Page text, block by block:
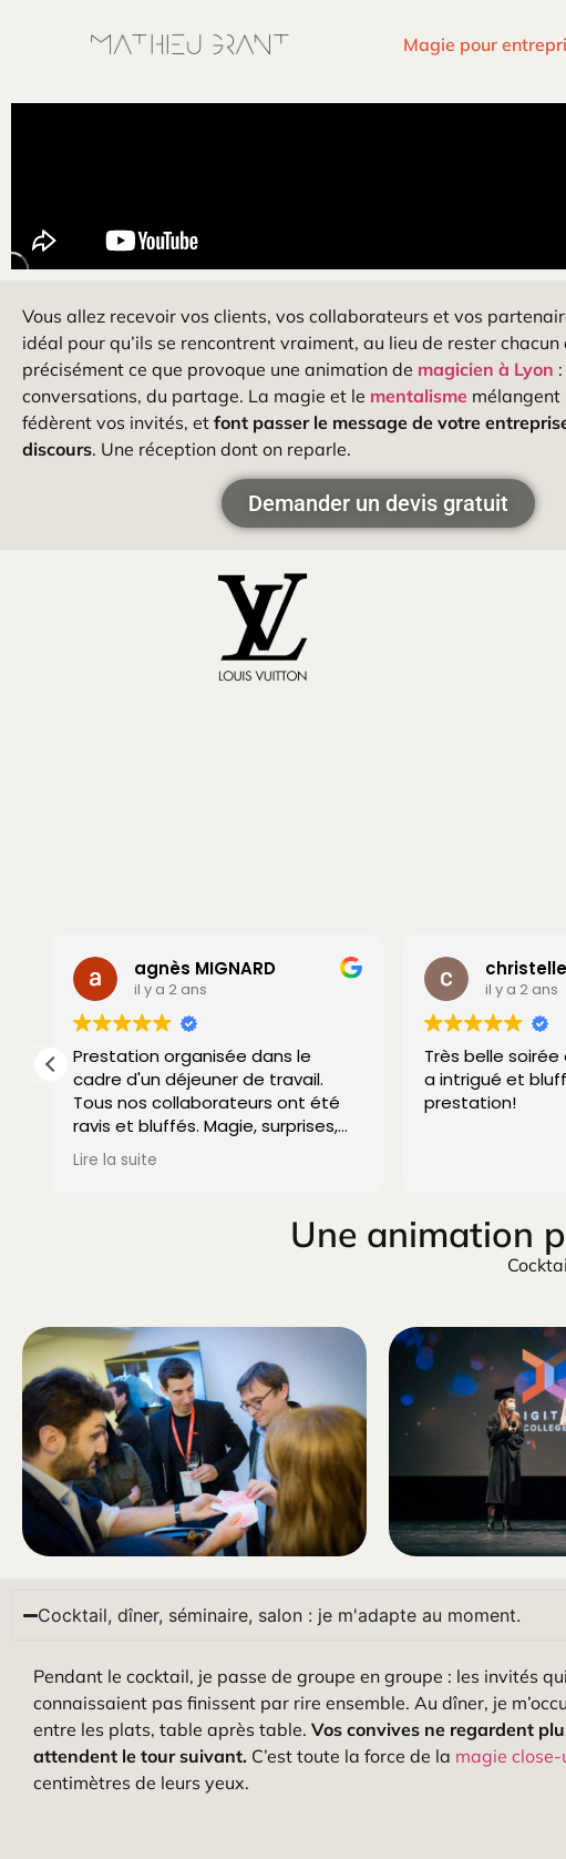
Magie pour
Vous allez recevoir vos clients, vos collaborateurs et vos
idéal pour qu’ils se rencontrent vraiment, au lieu de rester chacun
précisément ce que provoque une animation de magicien à Lyon
conversations, du partage. La magie et le mentalisme mélangent
fédèrent vos invités, et font passer le message de votre
discours. Une réception dont on reparle.
Demander un devis gratuit
agnès MIGNARD
il y a 2 ans
Prestation organisée dans le
cadre d'un déjeuner de travail.
Tous nos collaborateurs ont été
ravis et bluffés. Magie, surprises,
humour ... tout le monde a été
enchanté.
Lire la suite
christelle
il y a 2 ans
Très belle
a intrigué et
prestation!
Une animation
Cocktail, dîner, séminaire, salon : je m'adapte au moment.
Pendant le cocktail, je passe de groupe en groupe : les invités
connaissaient pas finissent par rire ensemble. Au dîner, je
entre les plats, table après table. Vos convives ne regardent
attendent le tour suivant. C’est toute la force de la magie close-
centimètres de leurs yeux.